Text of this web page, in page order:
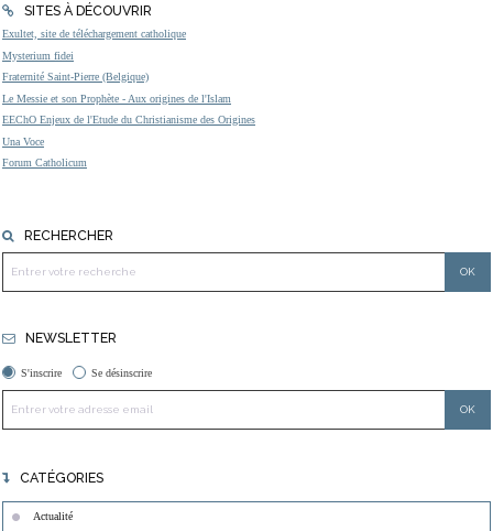
SITES À DÉCOUVRIR
Exultet, site de téléchargement catholique
Mysterium fidei
Fraternité Saint-Pierre (Belgique)
Le Messie et son Prophète - Aux origines de l'Islam
EEChO Enjeux de l'Etude du Christianisme des Origines
Una Voce
Forum Catholicum
RECHERCHER
NEWSLETTER
S'inscrire Se désinscrire
CATÉGORIES
Actualité